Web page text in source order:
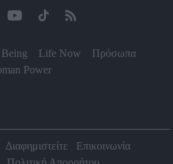
Life Now
Πρόσωπα
Power
Διαφημιστείτε
Επικοινωνία